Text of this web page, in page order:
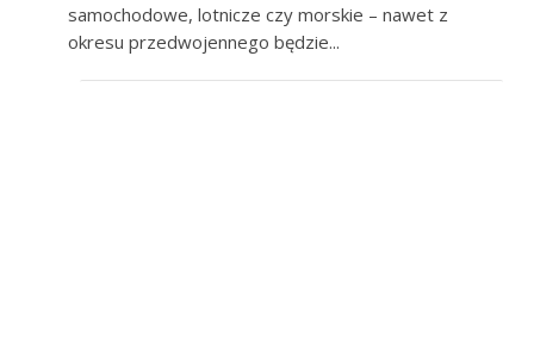
samochodowe, lotnicze czy morskie – nawet z
okresu przedwojennego będzie...